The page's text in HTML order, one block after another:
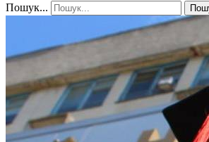
Пошук...